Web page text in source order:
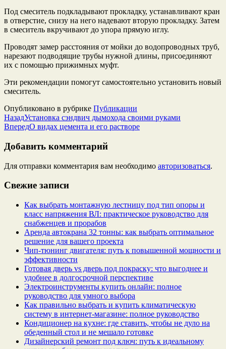
Под смеситель подкладывают прокладку, устанавливают кран
в отверстие, снизу на него надевают вторую прокладку. Затем
в смеситель вкручивают до упора прямую иглу.
Проводят замер расстояния от мойки до водопроводных труб,
нарезают подводящие трубы нужной длины, присоединяют
их с помощью прижимных муфт.
Эти рекомендации помогут самостоятельно установить новый
смеситель.
Опубликовано в рубрике Публикации
НазадУстановка сэндвич дымохода своими руками
ВпередО видах цемента и его растворе
Добавить комментарий
Для отправки комментария вам необходимо авторизоваться.
Свежие записи
Как выбрать монтажную лестницу под тип опоры и
класс напряжения ВЛ: практическое руководство для
снабженцев и прорабов
Аренда автокрана 32 тонны: как выбрать оптимальное
решение для вашего проекта
Чип‑тюнинг двигателя: путь к повышенной мощности и
эффективности
Готовая дверь vs дверь под покраску: что выгоднее и
удобнее в долгосрочной перспективе
Электроинструменты купить онлайн: полное
руководство для умного выбора
Как правильно выбрать и купить климатическую
систему в интернет‑магазине: полное руководство
Кондиционер на кухне: где ставить, чтобы не дуло на
обеденный стол и не мешало готовке
Дизайнерский ремонт под ключ: путь к идеальному